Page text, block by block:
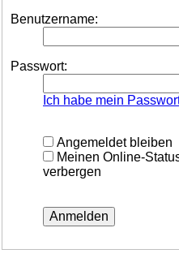
Benutzername:
Passwort:
Ich habe mein
Angemeldet bleiben
Meinen Online-
verbergen